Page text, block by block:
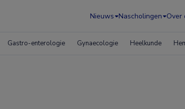
Nieuws Nascholingen Over
Gastro-enterologie Gynaecologie Heelkunde